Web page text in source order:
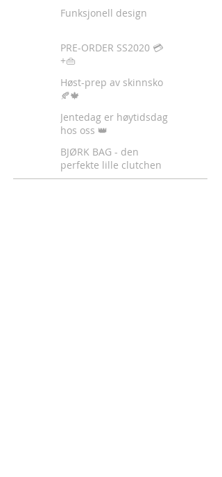
Funksjonell design
PRE-ORDER SS2020 💳
+👜
Høst-prep av skinnsko
🍂🍁
Jentedag er høytidsdag
hos oss 👑
BJØRK BAG - den
perfekte lille clutchen
✈️